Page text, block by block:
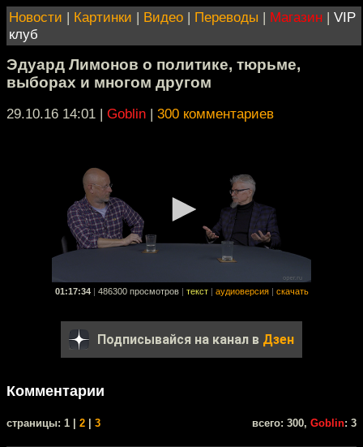
Новости | Картинки | Видео | Переводы | Магазин | VIP
клуб
Эдуард Лимонов о политике, тюрьме,
выборах и многом другом
29.10.16 14:01 | Goblin | 300 комментариев
01:17:34 486300 просмотров текст аудиоверсия скачать
Подписывайся на канал в Дзен
Комментарии
cтраницы: 1 | 2 3 всего: 300, Goblin: 3